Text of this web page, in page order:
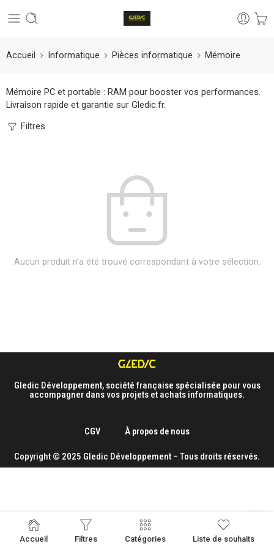
Accueil Informatique Pièces informatique Mémoire
Mémoire PC et portable : RAM pour booster vos performances.
Livraison rapide et garantie sur Gledic.fr.
Filtres
Aucun produit n'a été trouvé correspondant à votre sélection.
Gledic Développement, société française spécialisée pour vous
accompagner dans vos projets et achats informatiques.
CGV À propos de nous
Copyright © 2025 Gledic Développement – Tous droits réservés.
Accueil Filtres Catégories Liste de souhaits